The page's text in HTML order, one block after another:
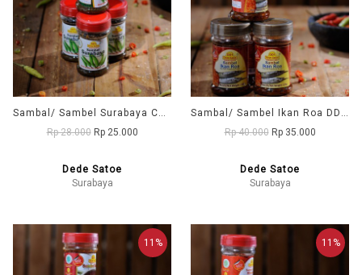
Sambal/ Sambel Surabaya Cabai Hijau DD1 (Dede Satoe)
Rp 28.000 Rp 25.000
Dede Satoe
Surabaya
Sambal/ Sambel Ikan Roa DD1 (Dede Satoe)
Rp 40.000 Rp 35.000
Dede Satoe
Surabaya
11% 11%